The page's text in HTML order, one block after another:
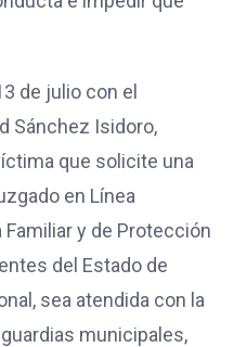
de julio con el
Sánchez Isidoro,
que solicite una
en Línea
y de Protección
del Estado de
sea atendida con la
municipales,